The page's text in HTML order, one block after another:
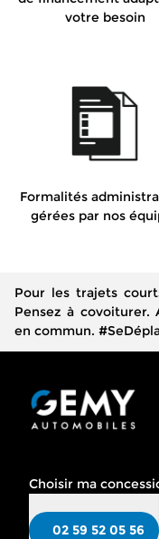
votre besoin
Formalités
gérées par nos
Pour les trajets
Pensez à covoiturer.
en commun.
Choisir ma
02 59 52 05 56